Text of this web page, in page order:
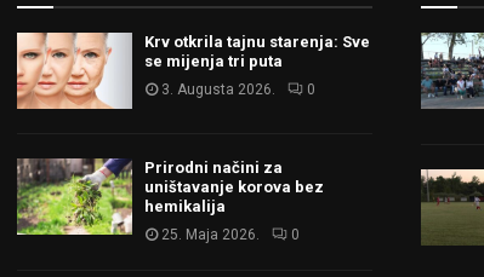
Krv otkrila tajnu starenja: Sve
se mijenja tri puta
3. Augusta 2026. 0
Prirodni načini za
uništavanje korova bez
hemikalija
25. Maja 2026. 0